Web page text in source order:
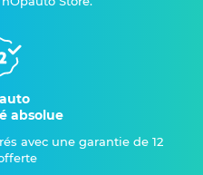
absolue
avec une garantie de 12